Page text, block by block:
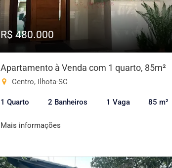
R$ 480.000
Apartamento à Venda com 1 quarto, 85m²
Centro, Ilhota-SC
1 Quarto 2 Banheiros 1 Vaga 85 m²
Mais informações